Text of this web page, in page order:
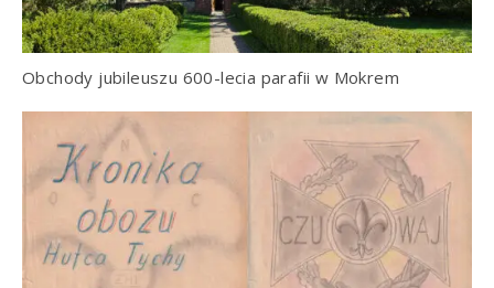
Obchody jubileuszu 600-lecia parafii w Mokrem